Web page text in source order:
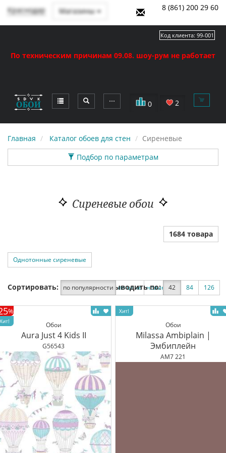
Краснодар Магазины 8 (861) 200 29 60
По техническим причинам 09.08. шоу-рум не работает
⋯ 0 2
Код клиента: 99-001
Главная Каталог обоев для стен
Сиреневые
Подбор по параметрам
Сиреневые обои
1684 товара
Однотонные сиреневые
Сортировать: по популярности по цене новинки по скидке
Выводить по: 42 84 126
Обои
Aura Just 4 Kids II
G56543
%
Обои
Milassa Ambiplain |
Эмбиплейн
AM7 221